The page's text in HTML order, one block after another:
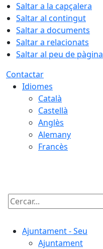
Saltar a la capçalera
Saltar al contingut
Saltar a documents
Saltar a relacionats
Saltar al peu de pàgina
Contactar
Idiomes
Català
Castellà
Anglès
Alemany
Francès
Cercar:
Ajuntament - Seu
Ajuntament